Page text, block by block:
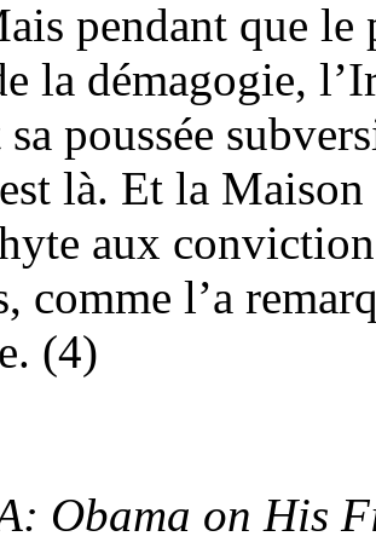
pendant que
la démagogie,
poussée
là. Et la
aux
comme l’a
(4)
Obama on His